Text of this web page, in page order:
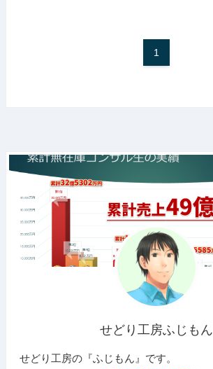
1
せどり工房ふじもん
せどり工房の『ふじもん』です。